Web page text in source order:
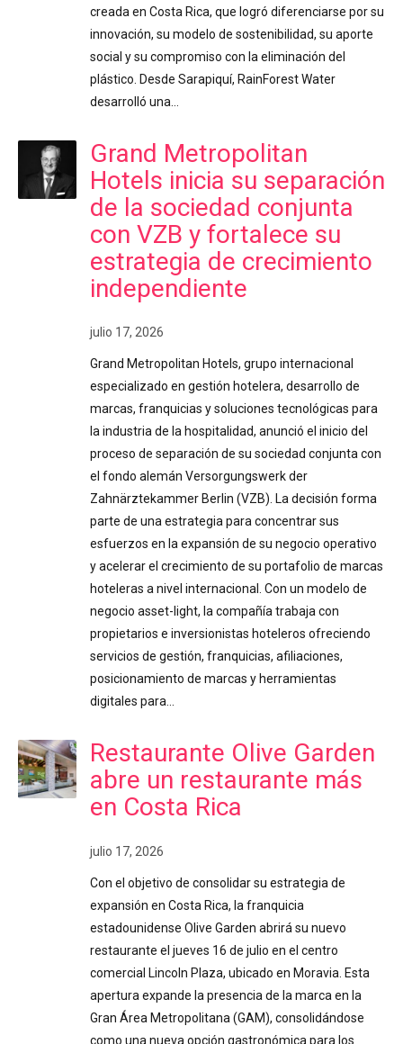
creada en Costa Rica, que logró diferenciarse por su
innovación, su modelo de sostenibilidad, su aporte
social y su compromiso con la eliminación del
plástico. Desde Sarapiquí, RainForest Water
desarrolló una…
Grand Metropolitan
Hotels inicia su separación
de la sociedad conjunta
con VZB y fortalece su
estrategia de crecimiento
independiente
julio 17, 2026
Grand Metropolitan Hotels, grupo internacional
especializado en gestión hotelera, desarrollo de
marcas, franquicias y soluciones tecnológicas para
la industria de la hospitalidad, anunció el inicio del
proceso de separación de su sociedad conjunta con
el fondo alemán Versorgungswerk der
Zahnärztekammer Berlin (VZB). La decisión forma
parte de una estrategia para concentrar sus
esfuerzos en la expansión de su negocio operativo
y acelerar el crecimiento de su portafolio de marcas
hoteleras a nivel internacional. Con un modelo de
negocio asset-light, la compañía trabaja con
propietarios e inversionistas hoteleros ofreciendo
servicios de gestión, franquicias, afiliaciones,
posicionamiento de marcas y herramientas
digitales para…
Restaurante Olive Garden
abre un restaurante más
en Costa Rica
julio 17, 2026
Con el objetivo de consolidar su estrategia de
expansión en Costa Rica, la franquicia
estadounidense Olive Garden abrirá su nuevo
restaurante el jueves 16 de julio en el centro
comercial Lincoln Plaza, ubicado en Moravia. Esta
apertura expande la presencia de la marca en la
Gran Área Metropolitana (GAM), consolidándose
como una nueva opción gastronómica para los